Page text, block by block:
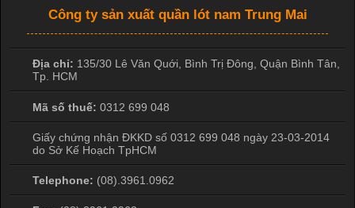
Công Nghệ In Chuyển Nhiệt Trong Ngành Thời Trang Hiện
May Mặc Trong ngành in ấn và thời trang, in chuyển nhiệt đang
là một trong những công nghệ phổ biến nhờ khả năng tạo ra
hình ảnh sắc nét và bền màu. Đặc biệt, kỹ thuật này được ứng
dụng rộng rãi trong sản xuất áo thun, đồ thể thao
Công ty sản xuất quần lót nam Trung Mai
Địa chỉ: 135/30 Lê Văn Quới, Bình Trị Đông, Quận Bình Tân,
Tp. HCM
Mã số thuế: 0312 699 048
Giấy chứng nhận ĐKKD số 0312 699 048 ngày 23-03-2014
do Sở Kế Hoạch TpHCM
Telephone: (08).3961.0962